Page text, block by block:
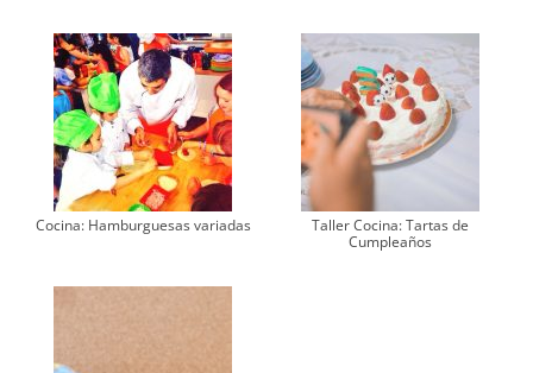
Cocina: Hamburguesas variadas
Taller Cocina: Tartas de
Cumpleaños